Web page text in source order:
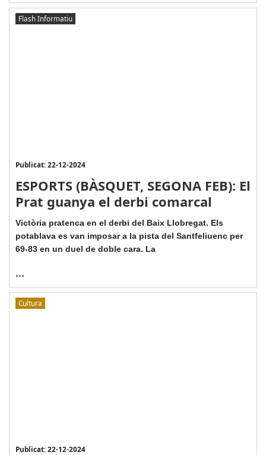
Flash Informatiu
Publicat: 22-12-2024
ESPORTS (BÀSQUET, SEGONA FEB): El
Prat guanya el derbi comarcal
Victòria pratenca en el derbi del Baix Llobregat. Els
potablava es van imposar a la pista del Santfeliuenc per
69-83 en un duel de doble cara. La
...
Cultura
Publicat: 22-12-2024